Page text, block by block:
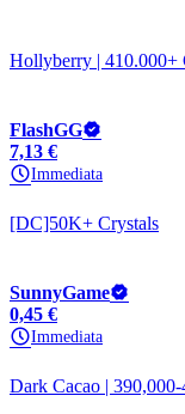
Hollyberry | 410.000+
FlashGG
7,13 €
Immediata
[DC]50K+ Crystals
SunnyGame
0,45 €
Immediata
Dark Cacao |